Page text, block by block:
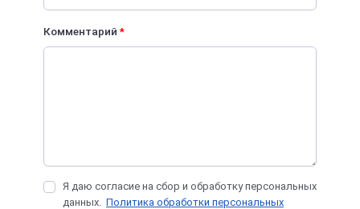
Комментарий*
Я даю согласие на сбор и обработку персональных
данных. Политика обработки персональных